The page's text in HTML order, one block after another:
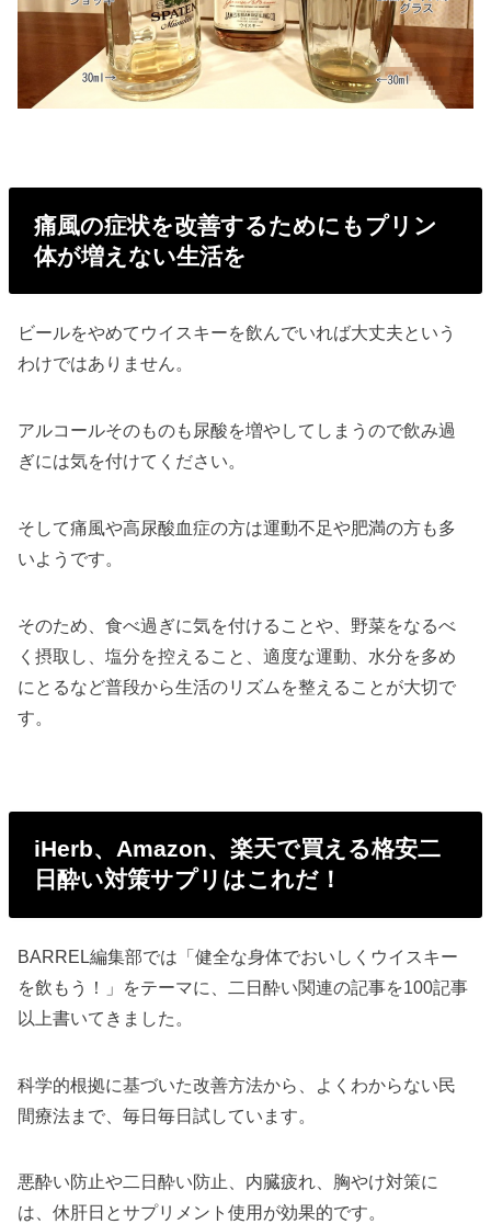
痛風の症状を改善するためにもプリン
体が増えない生活を
ビールをやめてウイスキーを飲んでいれば大丈夫という
わけではありません。
アルコールそのものも尿酸を増やしてしまうので飲み過
ぎには気を付けてください。
そして痛風や高尿酸血症の方は運動不足や肥満の方も多
いようです。
そのため、食べ過ぎに気を付けることや、野菜をなるべ
く摂取し、塩分を控えること、適度な運動、水分を多め
にとるなど普段から生活のリズムを整えることが大切で
す。
iHerb、Amazon、楽天で買える格安二
日酔い対策サプリはこれだ！
BARREL編集部では「健全な身体でおいしくウイスキー
を飲もう！」をテーマに、二日酔い関連の記事を100記事
以上書いてきました。
科学的根拠に基づいた改善方法から、よくわからない民
間療法まで、毎日毎日試しています。
悪酔い防止や二日酔い防止、内臓疲れ、胸やけ対策に
は、休肝日とサプリメント使用が効果的です。